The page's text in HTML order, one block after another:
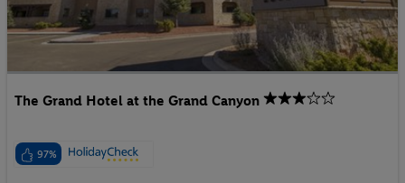
The Grand Hotel at the Grand Canyon
97%